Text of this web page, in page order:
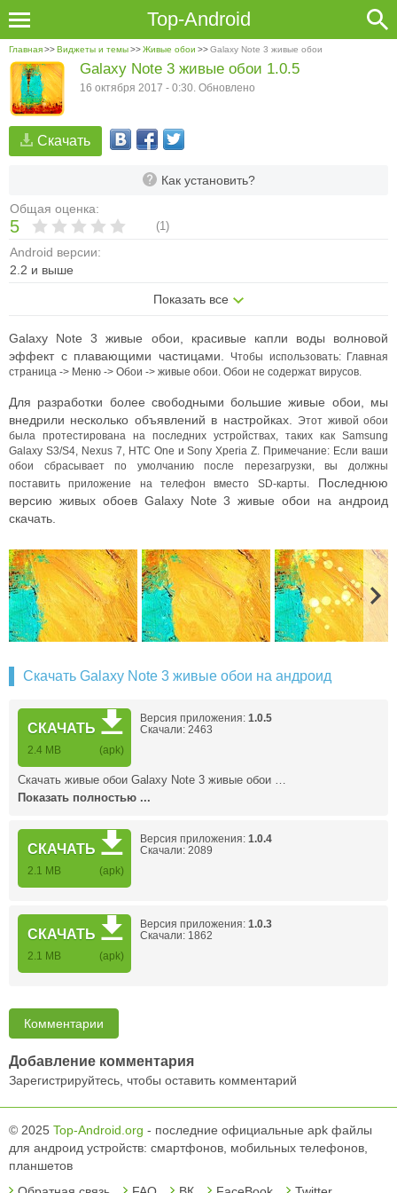
Top-Android
Главная>>Виджеты и темы>>Живые обои >>Galaxy Note 3 живые обои
Скачать
Как установить?
Общая оценка:
5 (1)
Android версии:
2.2 и выше
Показать все
Galaxy Note 3 живые обои 1.0.5
16 октября 2017 - 0:30. Обновлено
Galaxy Note 3 живые обои, красивые капли воды волновой
эффект с плавающими частицами.
Чтобы использовать: Главная
страница -> Меню -> Обои -> живые обои. Обои не содержат вирусов.
Для разработки более свободными большие живые обои, мы
внедрили несколько объявлений в настройках.
Этот живой обои
была протестирована на последних устройствах, таких как Samsung
Galaxy S3/S4, Nexus 7, HTC One и Sony Xperia Z. Примечание: Если ваши
обои сбрасывает по умолчанию после перезагрузки, вы должны
поставить приложение на телефон вместо SD-карты. Последнюю
версию живых обоев Galaxy Note 3 живые обои на андроид
скачать.
Скачать Galaxy Note 3 живые обои на андроид
СКАЧАТЬ
2.4 MB (apk)
Версия приложения: 1.0.5
Скачали: 2463
Скачать живые обои Galaxy Note 3 живые обои …
Показать полностью ...
СКАЧАТЬ
2.1 MB (apk)
Версия приложения: 1.0.4
Скачали: 2089
СКАЧАТЬ
2.1 MB (apk)
Версия приложения: 1.0.3
Скачали: 1862
Комментарии
Добавление комментария
Зарегистрируйтесь, чтобы оставить комментарий
© 2025 Top-Android.org - последние официальные apk файлы
для андроид устройств: смартфонов, мобильных телефонов,
планшетов